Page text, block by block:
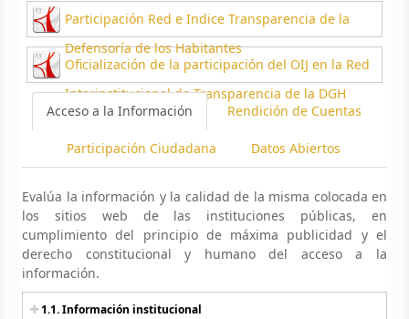
Participación Red e Indice Transparencia de la
Defensoría de los Habitantes
Oficialización de la participación del OIJ en la Red
Interinstitucional de Transparencia de la DGH
Acceso a la Información
Rendición de Cuentas
Participación Ciudadana Datos Abiertos
Evalúa la información y la calidad de la misma colocada en
los sitios web de las instituciones públicas, en
cumplimiento del principio de máxima publicidad y el
derecho constitucional y humano del acceso a la
información.
1.1. Información institucional